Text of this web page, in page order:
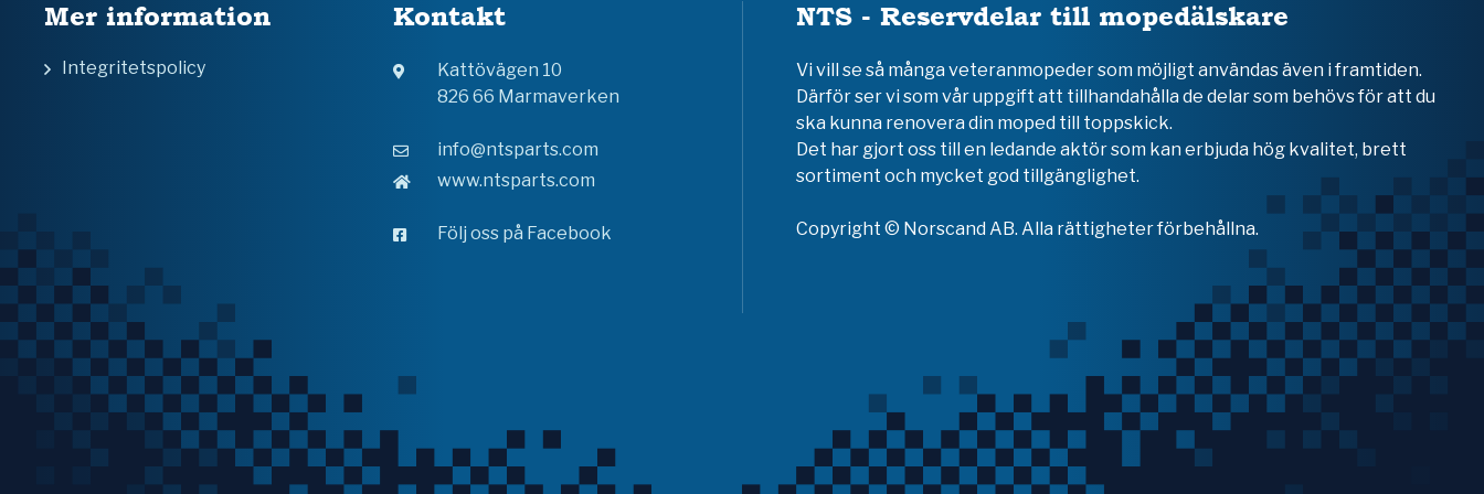
Mer information
Integritetspolicy
Kontakt
Kattövägen 10
826 66 Marmaverken
info@ntsparts.com
www.ntsparts.com
Följ oss på Facebook
NTS - Reservdelar till mopedälskare
Vi vill se så många veteranmopeder som möjligt användas även i framtiden.
Därför ser vi som vår uppgift att tillhandahålla de delar som behövs för att du
ska kunna renovera din moped till toppskick.
Det har gjort oss till en ledande aktör som kan erbjuda hög kvalitet, brett
sortiment och mycket god tillgänglighet.
Copyright © Norscand AB. Alla rättigheter förbehållna.